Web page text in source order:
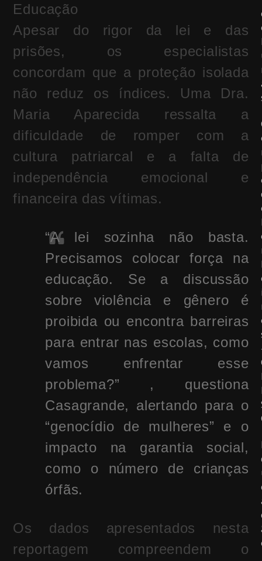
Educação
Apesar do rigor da lei e das
prisões, os especialistas
concordam que a proteção isolada
não reduz os índices. Uma Dra.
Maria Aparecida ressalta a
dificuldade de romper com a
cultura patriarcal e a falta de
independência emocional e
financeira das vítimas.
“A lei sozinha não basta.
Precisamos colocar força na
educação. Se a discussão
sobre violência e gênero é
proibida ou encontra barreiras
para entrar nas escolas, como
vamos enfrentar esse
problema?” , questiona
Casagrande, alertando para o
“genocídio de mulheres” e o
impacto na garantia social,
como o número de crianças
órfãs.
Os dados apresentados nesta
reportagem compreendem o